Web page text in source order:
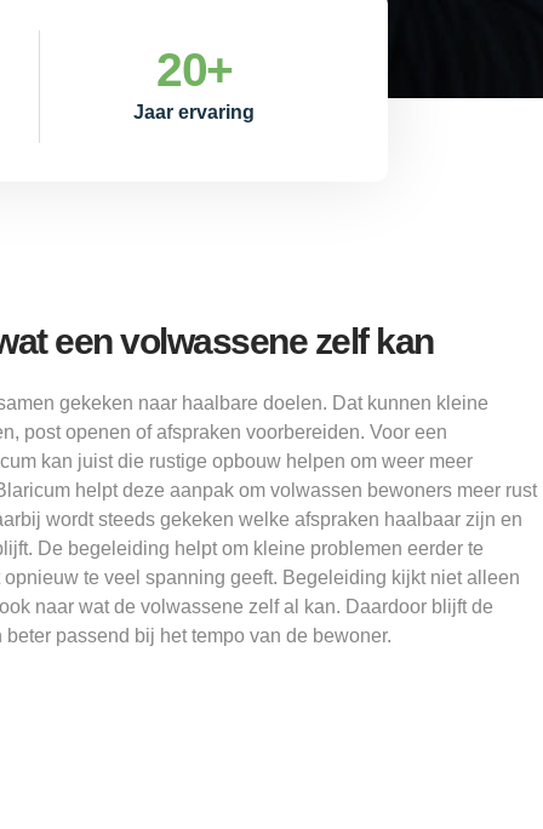
Jaar ervaring
20+
een volwassene zelf kan
gekeken naar haalbare doelen. Dat kunnen kleine
post openen of afspraken voorbereiden. Voor een
kan juist die rustige opbouw helpen om weer meer
helpt deze aanpak om volwassen bewoners meer rust
wordt steeds gekeken welke afspraken haalbaar zijn en
De begeleiding helpt om kleine problemen eerder te
te veel spanning geeft. Begeleiding kijkt niet alleen
naar wat de volwassene zelf al kan. Daardoor blijft de
passend bij het tempo van de bewoner.